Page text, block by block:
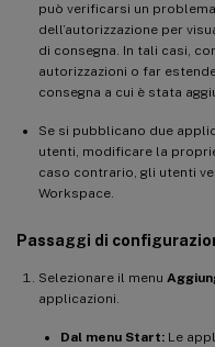
può verificarsi un
dell’autorizzazione per
di consegna. In tali casi,
autorizzazioni o far
consegna a cui è stata
Se si pubblicano due
utenti, modificare la
caso contrario, gli utenti
Workspace.
Passaggi di
Selezionare il menu
applicazioni.
Dal menu Start: Le